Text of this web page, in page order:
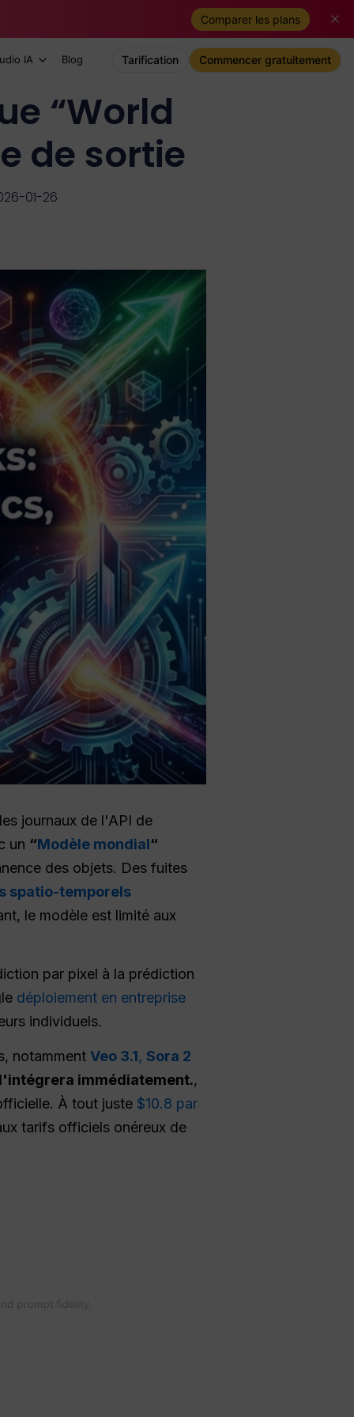
Comparer les plans
IA Blog Tarification Commencer gratuitement
“World
de sortie
01-26
journaux de l'API de
un “Modèle mondial“
des objets. Des fuites
spatio-temporels
le modèle est limité aux
par pixel à la prédiction
déploiement en entreprise
individuels.
notamment Veo 3.1, Sora 2
l'intégrera immédiatement.,
À tout juste $10.8 par
tarifs officiels onéreux de